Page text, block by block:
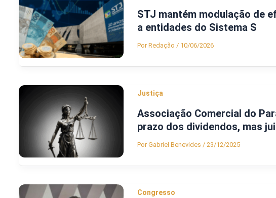
STJ mantém modulação de
a entidades do Sistema S
PorRedação / 10/06/2026
Justiça
Associação Comercial do
prazo dos dividendos, mas
PorGabriel Benevides / 23/12/2025
Congresso